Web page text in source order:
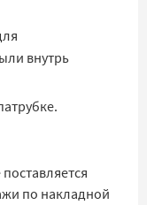
внутрь
по накладной